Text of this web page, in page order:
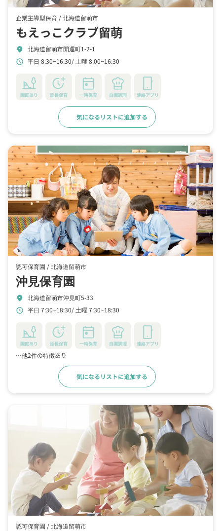
企業主導型保育 /北海道留萌市
もえっこクラブ留萌
location_on 北海道留萌市開運町1-2-1
schedule 平日 8:30~16:30 土曜 8:00~16:30
園庭あり 延長保育 一時保育 自園調理 連絡アプリ
気になるリストに追加する
認可保育園 /北海道留萌市
沖見保育園
location_on 北海道留萌市沖見町5-33
schedule 平日 7:30~18:30 土曜 7:30~18:30
園庭あり 延長保育 一時保育 自園調理 連絡アプリ
…他2件の特徴あり
気になるリストに追加する
認可保育園 /北海道留萌市